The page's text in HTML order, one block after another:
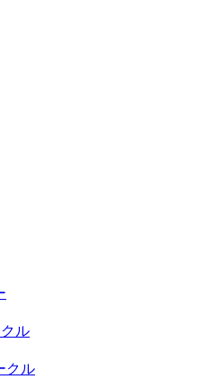
ル
クル